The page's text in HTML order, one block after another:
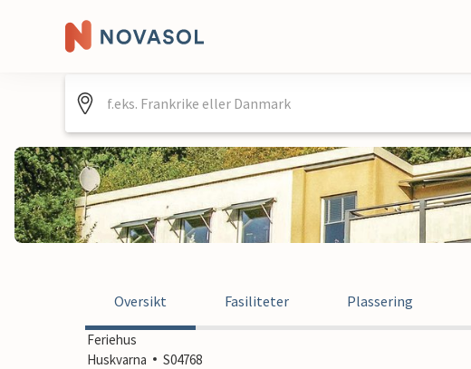
Oversikt Fasiliteter Plassering
Feriehus
Huskvarna
S04768